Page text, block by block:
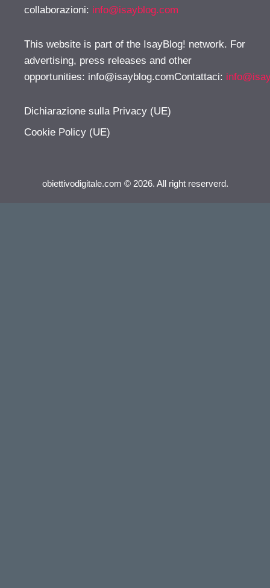
collaborazioni: info@isayblog.com
This website is part of the IsayBlog! network. For
advertising, press releases and other
opportunities: info@isayblog.comContattaci:
Dichiarazione sulla Privacy (UE)
Cookie Policy (UE)
obiettivodigitale.com © 2026. All right reserverd.